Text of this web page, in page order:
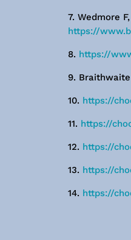
7. Wedmore
https://
8. https://
9.
10. https://
11. https://
12. https://
13. https://
14. https://